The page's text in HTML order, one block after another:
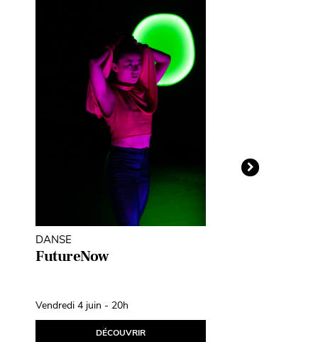
DANSE
FutureNow
Vendredi 4 juin - 20h
DÉCOUVRIR